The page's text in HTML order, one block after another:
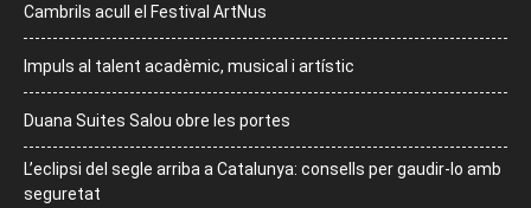
Cambrils acull el Festival ArtNus
Impuls al talent acadèmic, musical i artístic
Duana Suites Salou obre les portes
L’eclipsi del segle arriba a Catalunya: consells per gaudir-lo amb
seguretat